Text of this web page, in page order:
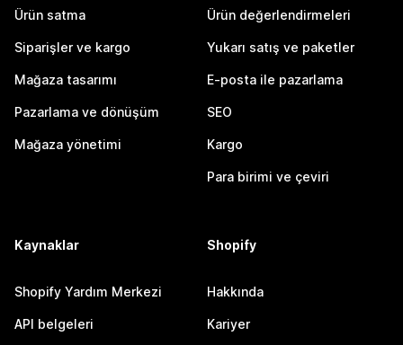
Ürün satma
Siparişler ve kargo
Mağaza tasarımı
Pazarlama ve dönüşüm
Mağaza yönetimi
Ürün değerlendirmeleri
Yukarı satış ve paketler
E-posta ile pazarlama
SEO
Kargo
Para birimi ve çeviri
Kaynaklar
Shopify Yardım Merkezi
API belgeleri
Shopify
Hakkında
Kariyer